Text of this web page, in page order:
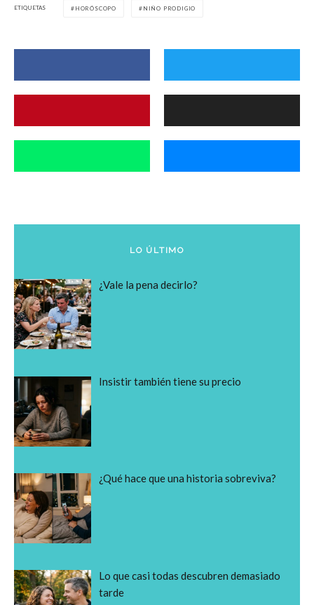
ETIQUETAS HORÓSCOPO NIÑO PRODIGIO
LO ÚLTIMO
¿Vale la pena decirlo?
Insistir también tiene su precio
¿Qué hace que una historia sobreviva?
Lo que casi todas descubren demasiado
tarde